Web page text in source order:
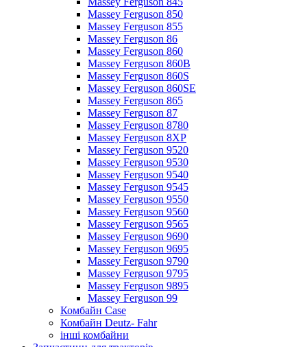
Massey Ferguson 850
Massey Ferguson 855
Massey Ferguson 86
Massey Ferguson 860
Massey Ferguson 860B
Massey Ferguson 860S
Massey Ferguson 860SE
Massey Ferguson 865
Massey Ferguson 87
Massey Ferguson 8780
Massey Ferguson 8XP
Massey Ferguson 9520
Massey Ferguson 9530
Massey Ferguson 9540
Massey Ferguson 9545
Massey Ferguson 9550
Massey Ferguson 9560
Massey Ferguson 9565
Massey Ferguson 9690
Massey Ferguson 9695
Massey Ferguson 9790
Massey Ferguson 9795
Massey Ferguson 9895
Massey Ferguson 99
Комбайн Case
Комбайн Deutz- Fahr
інші комбайни